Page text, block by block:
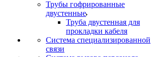
Трубы гофрированные
двустенные
Труба двустенная для
прокладки кабеля
Система специализированной
связи